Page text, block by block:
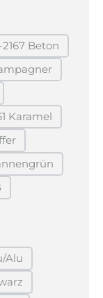
verfügbar.)
verfügbar.)
verfügbar.)
Beton
(Diese Option ist
verfügbar.)
Option ist
ist zurzeit nicht
verfügbar.)
Karamel
(Diese Option ist
verfügbar.)
Option ist zurzeit
verfügbar.)
Option ist
ist zurzeit nicht
nicht verfügbar.)
verfügbar.)
verfügbar.)
Alu
Option ist zurzeit
Option ist zurzeit